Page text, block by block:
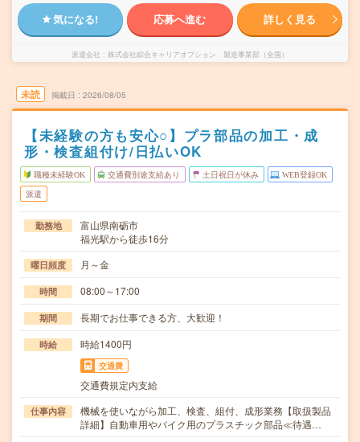
気になる! 応募へ進む 詳しく見る
派遣会社 株式会社綜合キャリアオプション 製造事業部（全国）
未読 掲載日 2026/08/05
【未経験の方も安心○】プラ部品の加工・成
形・検査組付け/日払いOK
職種未経験OK 交通費別途支給あり 土日祝日が休み WEB登録OK
派遣
勤務地
富山県南砺市
福光駅から徒歩16分
曜日頻度 月～金
時間 08:00～17:00
期間 長期でお仕事できる方、大歓迎！
時給 時給1400円
交通費
交通費規定内支給
仕事内容
機械を使いながら加工、検査、組付、成形業務【取扱製品
詳細】自動車用やバイク用のプラスチック部品≪待遇…